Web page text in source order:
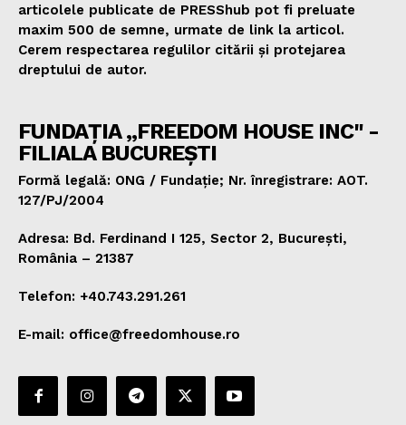
articolele publicate de PRESShub pot fi preluate
maxim 500 de semne, urmate de link la articol.
Cerem respectarea regulilor citării și protejarea
dreptului de autor.
FUNDAȚIA „FREEDOM HOUSE INC" -
FILIALA BUCUREȘTI
Formă legală: ONG / Fundație; Nr. înregistrare: AOT.
127/PJ/2004
Adresa: Bd. Ferdinand I 125, Sector 2, București,
România – 21387
Telefon: +40.743.291.261
E-mail: office@freedomhouse.ro